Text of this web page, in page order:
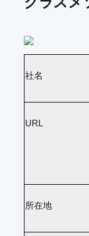
社名
URL
所在地